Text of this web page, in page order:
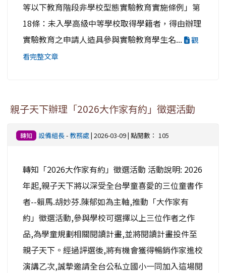
等以下教育階段非學校型態實驗教育實施條例」第
18條：未入學高級中等學校取得學籍者，得由辦理
實驗教育之申請人造具參與實驗教育學生名...
觀
看完整文章
親子天下辦理「2026大作家有約」徵選活動
轉知 設備組長-教務處 | 2026-03-09 | 點閱數： 105
轉知「2026大作家有約」徵選活動 活動說明: 2026
年起,親子天下將以深受全台學童喜愛的三位童書作
者--賴馬.胡妙芬.陳郁如為主軸,推動「大作家有
約」徵選活動,參與學校可選擇以上三位作者之作
品,為學童規劃相關閱讀計畫,並將閱讀計畫投件至
親子天下。經過評選後,將有機會獲得暢銷作家進校
演講乙次,誠摯邀請全台公私立國小一同加入這場閱